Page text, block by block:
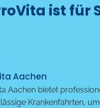
ist für
Aachen
Aachen bietet
Krankenfahrten,